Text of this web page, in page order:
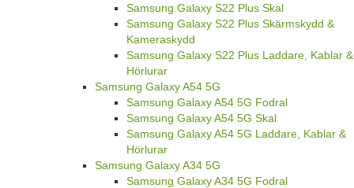
Samsung Galaxy S22 Plus Skal
Samsung Galaxy S22 Plus Skärmskydd &
Kameraskydd
Samsung Galaxy S22 Plus Laddare, Kablar &
Hörlurar
Samsung Galaxy A54 5G
Samsung Galaxy A54 5G Fodral
Samsung Galaxy A54 5G Skal
Samsung Galaxy A54 5G Laddare, Kablar &
Hörlurar
Samsung Galaxy A34 5G
Samsung Galaxy A34 5G Fodral